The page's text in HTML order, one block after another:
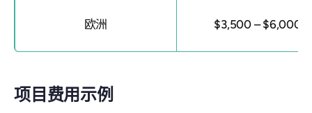
欧洲 $3,500 – $6,000
项目费用示例